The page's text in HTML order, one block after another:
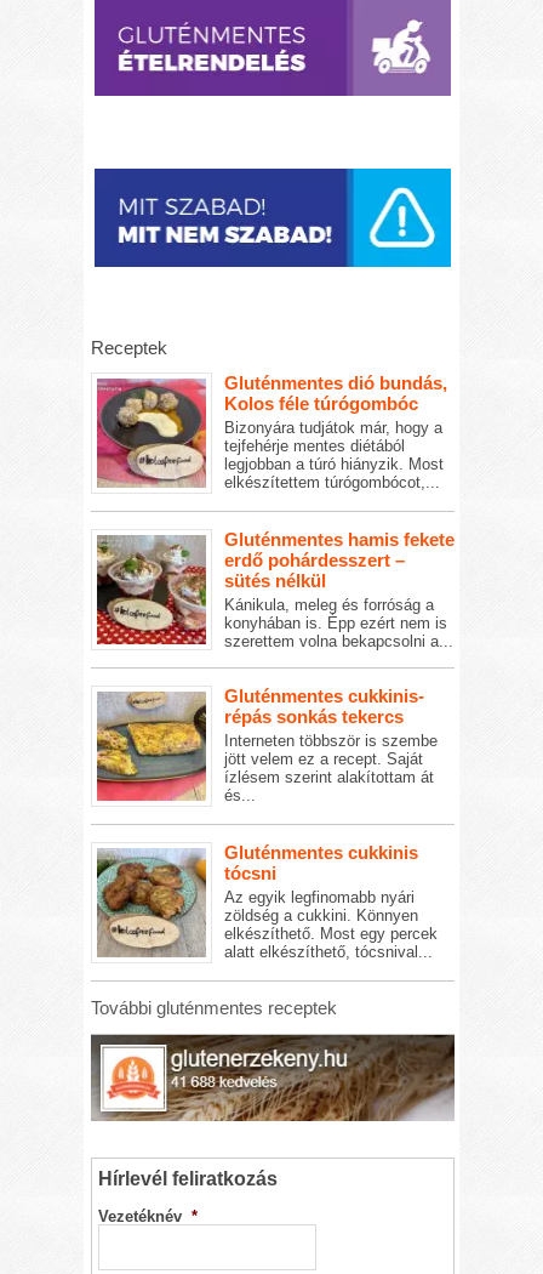
Receptek
Gluténmentes dió bundás,
Kolos féle túrógombóc
Bizonyára tudjátok már, hogy a
tejfehérje mentes diétából
legjobban a túró hiányzik. Most
elkészítettem túrógombócot,...
Gluténmentes hamis fekete
erdő pohárdesszert –
sütés nélkül
Kánikula, meleg és forróság a
konyhában is. Épp ezért nem is
szerettem volna bekapcsolni a...
Gluténmentes cukkinis-
répás sonkás tekercs
Interneten többször is szembe
jött velem ez a recept. Saját
ízlésem szerint alakítottam át
és...
Gluténmentes cukkinis
tócsni
Az egyik legfinomabb nyári
zöldség a cukkini. Könnyen
elkészíthető. Most egy percek
alatt elkészíthető, tócsnival...
További gluténmentes receptek
Hírlevél feliratkozás
Vezetéknév *